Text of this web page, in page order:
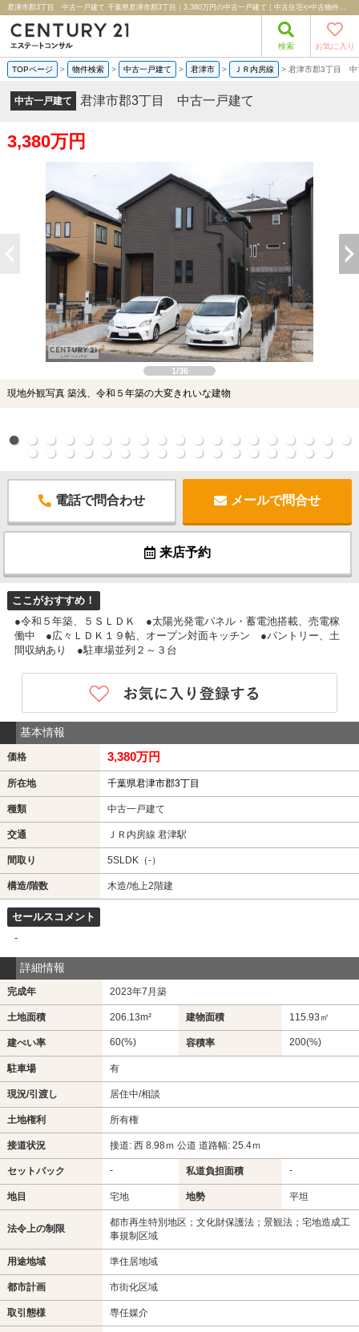
君津市郡3丁目 中古一戸建て 千葉県君津市郡3丁目｜3,380万円の中古一戸建て｜中古住宅や中古物件情報｜株式会社エステートコンサル
検索 お気に入り
TOPページ > 物件検索 > 中古一戸建て > 君津市 > ＪＲ内房線 > 君津市郡3丁目 中
中古一戸建て 君津市郡3丁目 中古一戸建て
3,380万円
1/36
現地外観写真 築浅、令和５年築の大変きれいな建物
電話で問合わせ メールで問合せ
来店予約
ここがおすすめ！
●令和５年築、５ＳＬＤＫ ●太陽光発電パネル・蓄電池搭載、売電稼
働中 ●広々ＬＤＫ１９帖、オープン対面キッチン ●パントリー、土
間収納あり ●駐車場並列２～３台
基本情報
価格 3,380万円
所在地 千葉県君津市郡3丁目
種類 中古一戸建て
交通 ＪＲ内房線 君津駅
間取り 5SLDK（-）
構造/階数 木造/地上2階建
セールスコメント
-
詳細情報
完成年 2023年7月築
土地面積 206.13m² 建物面積 115.93㎡
建ぺい率 60(%) 容積率 200(%)
駐車場 有
現況/引渡し 居住中/相談
土地権利 所有権
接道状況 接道: 西 8.98ｍ 公道 道路幅: 25.4ｍ
セットバック - 私道負担面積 -
地目 宅地 地勢 平坦
法令上の制限
都市再生特別地区；文化財保護法；景観法；宅地造成工
事規制区域
用途地域 準住居地域
都市計画 市街化区域
取引態様 専任媒介